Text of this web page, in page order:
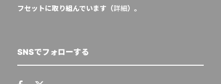
フセットに取り組んでいます（詳細）。
SNSでフォローする